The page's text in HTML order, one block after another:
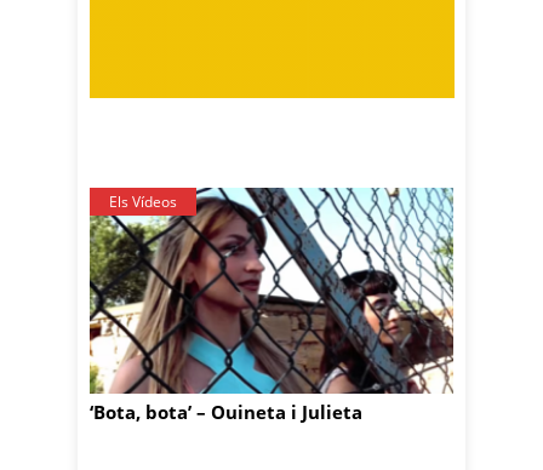
Els Vídeos
‘Bota, bota’ – Ouineta i Julieta